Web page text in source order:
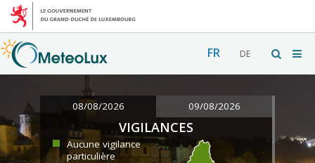
FR DE
08/08/2026 09/08/2026
VIGILANCES
Aucune vigilance
particulière